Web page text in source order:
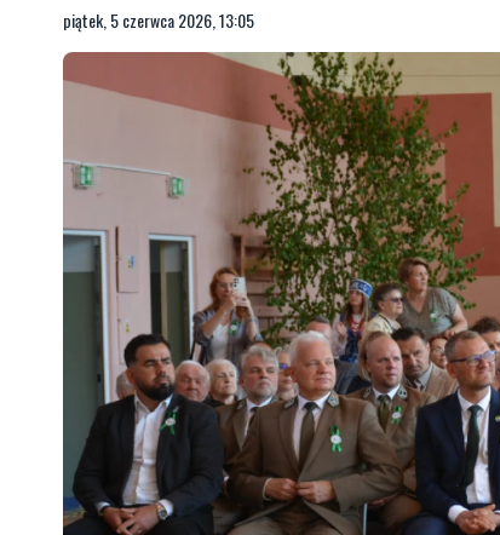
piątek, 5 czerwca 2026, 13:05